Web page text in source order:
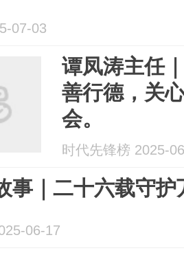
07-03
谭凤涛主任
善行德，关
会。
时代先锋榜 2025-
事｜二十六载守护
06-17